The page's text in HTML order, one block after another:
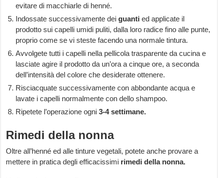
evitare di macchiarle di henné.
Indossate successivamente deiguanti ed applicate il
prodotto sui capelli umidi puliti, dalla loro radice fino alle punte,
proprio come se vi steste facendo una normale tintura.
Avvolgete tutti i capelli nella pellicola trasparente da cucina e
lasciate agire il prodotto da un’ora a cinque ore, a seconda
dell’intensità del colore che desiderate ottenere.
Risciacquate successivamente con abbondante acqua e
lavate i capelli normalmente con dello shampoo.
Ripetete l’operazione ogni3-4 settimane.
Rimedi della nonna
Oltre all’henné ed alle tinture vegetali, potete anche provare a
mettere in pratica degli efficacissimi rimedi della nonna.